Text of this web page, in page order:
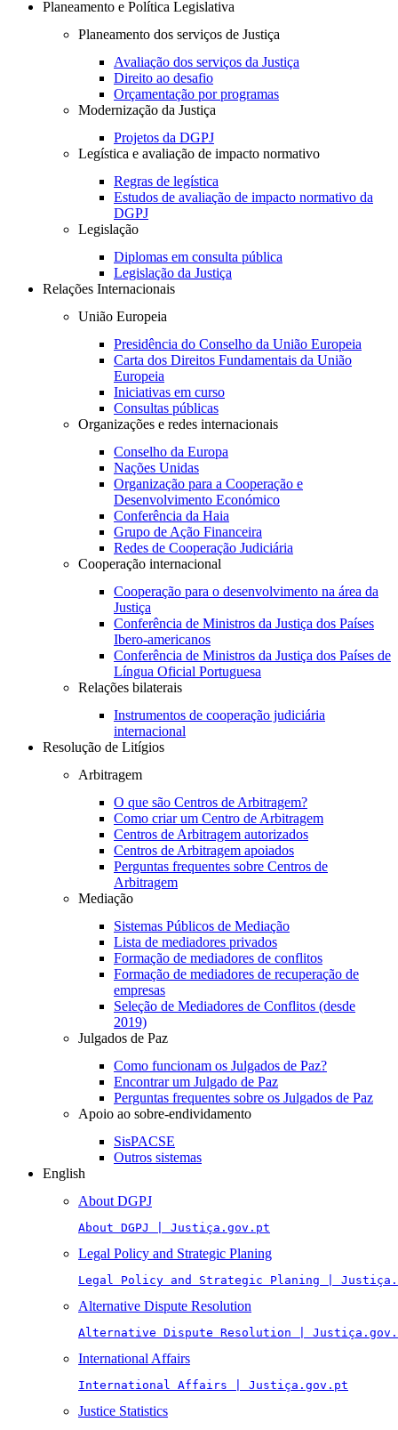
Planeamento e Política Legislativa
Planeamento dos serviços de Justiça
Avaliação dos serviços da Justiça
Direito ao desafio
Orçamentação por programas
Modernização da Justiça
Projetos da DGPJ
Legística e avaliação de impacto normativo
Regras de legística
Estudos de avaliação de impacto normativo da
DGPJ
Legislação
Diplomas em consulta pública
Legislação da Justiça
Relações Internacionais
União Europeia
Presidência do Conselho da União Europeia
Carta dos Direitos Fundamentais da União
Europeia
Iniciativas em curso
Consultas públicas
Organizações e redes internacionais
Conselho da Europa
Nações Unidas
Organização para a Cooperação e
Desenvolvimento Económico
Conferência da Haia
Grupo de Ação Financeira
Redes de Cooperação Judiciária
Cooperação internacional
Cooperação para o desenvolvimento na área da
Justiça
Conferência de Ministros da Justiça dos Países
Ibero-americanos
Conferência de Ministros da Justiça dos Países de
Língua Oficial Portuguesa
Relações bilaterais
Instrumentos de cooperação judiciária
internacional
Resolução de Litígios
Arbitragem
O que são Centros de Arbitragem?
Como criar um Centro de Arbitragem
Centros de Arbitragem autorizados
Centros de Arbitragem apoiados
Perguntas frequentes sobre Centros de
Arbitragem
Mediação
Sistemas Públicos de Mediação
Lista de mediadores privados
Formação de mediadores de conflitos
Formação de mediadores de recuperação de
empresas
Seleção de Mediadores de Conflitos (desde
2019)
Julgados de Paz
Como funcionam os Julgados de Paz?
Encontrar um Julgado de Paz
Perguntas frequentes sobre os Julgados de Paz
Apoio ao sobre-endividamento
SisPACSE
Outros sistemas
English
About DGPJ
About DGPJ | Justiça.gov.pt
Legal Policy and Strategic Planing
Legal Policy and Strategic Planing |
Alternative Dispute Resolution
Alternative Dispute Resolution |
International Affairs
International Affairs | Justiça.gov.pt
Justice Statistics